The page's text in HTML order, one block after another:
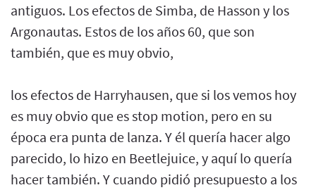
antiguos. Los efectos de Simba, de Hasson y los
Argonautas. Estos de los años 60, que son
también, que es muy obvio,
los efectos de Harryhausen, que si los vemos hoy
es muy obvio que es stop motion, pero en su
época era punta de lanza. Y él quería hacer algo
parecido, lo hizo en Beetlejuice, y aquí lo quería
hacer también. Y cuando pidió presupuesto a los